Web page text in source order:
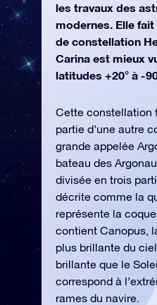
les travaux des
modernes. Elle
de constellation
Carina est mieux
latitudes +20° à -
Cette constellation
partie d’une autre
grande appelée
bateau des
divisée en trois
décrite comme la
représente la
contient Canopus,
plus brillante du
brillante que le
correspond à
rames du navire.